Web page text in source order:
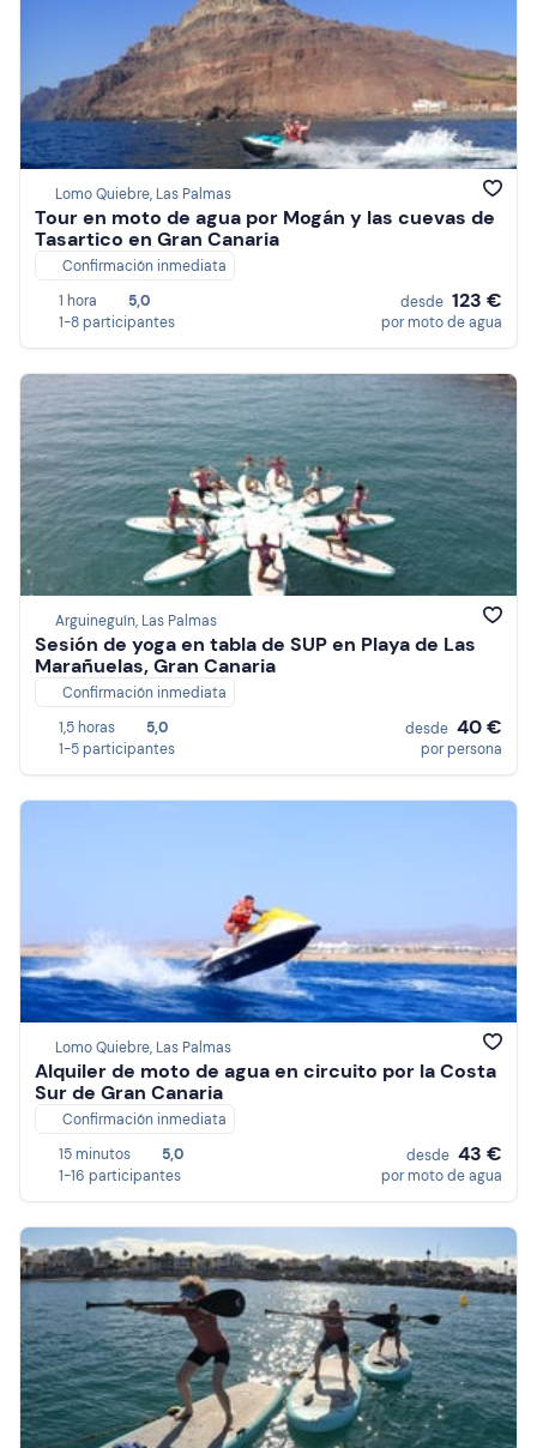
Lomo Quiebre, Las Palmas
Tour en moto de agua por Mogán y las cuevas de
Tasartico en Gran Canaria
Confirmación inmediata
1 hora
5,0
1-8 participantes
desde 123 €
por moto de agua
Arguineguín, Las Palmas
Sesión de yoga en tabla de SUP en Playa de Las
Marañuelas, Gran Canaria
Confirmación inmediata
1,5 horas
5,0
1-5 participantes
desde 40 €
por persona
Lomo Quiebre, Las Palmas
Alquiler de moto de agua en circuito por la Costa
Sur de Gran Canaria
Confirmación inmediata
15 minutos
5,0
1-16 participantes
desde 43 €
por moto de agua